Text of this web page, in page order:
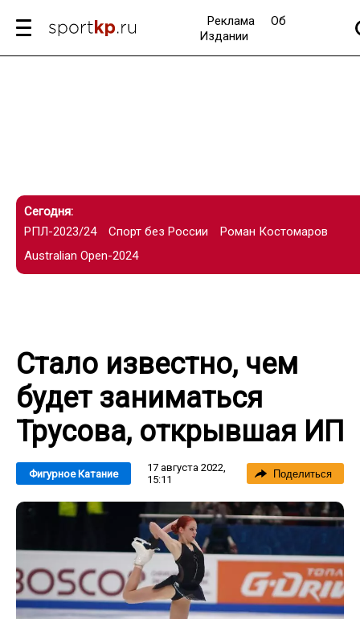
Реклама
Об
Издании
Сегодня:
РПЛ-2023/24
Спорт без России
Роман Костомаров
Australian Open-2024
Стало известно, чем
будет заниматься
Трусова, открывшая ИП
Фигурное Катание
17 августа 2022,
15:11
Поделиться